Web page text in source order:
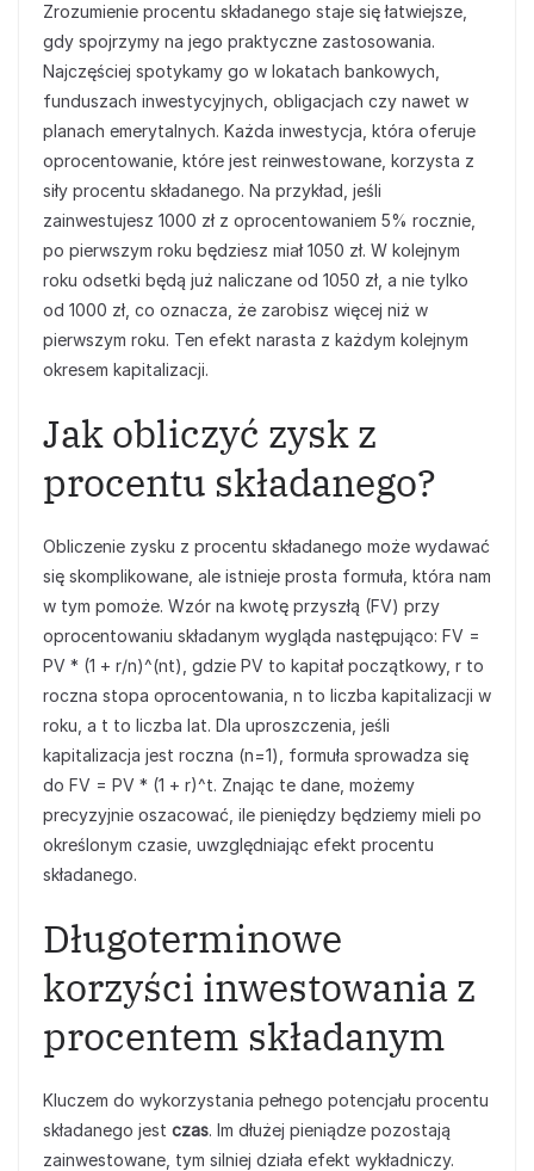
Zrozumienie procentu składanego staje się łatwiejsze,
gdy spojrzymy na jego praktyczne zastosowania.
Najczęściej spotykamy go w lokatach bankowych,
funduszach inwestycyjnych, obligacjach czy nawet w
planach emerytalnych. Każda inwestycja, która oferuje
oprocentowanie, które jest reinwestowane, korzysta z
siły procentu składanego. Na przykład, jeśli
zainwestujesz 1000 zł z oprocentowaniem 5% rocznie,
po pierwszym roku będziesz miał 1050 zł. W kolejnym
roku odsetki będą już naliczane od 1050 zł, a nie tylko
od 1000 zł, co oznacza, że zarobisz więcej niż w
pierwszym roku. Ten efekt narasta z każdym kolejnym
okresem kapitalizacji.
Jak obliczyć zysk z
procentu składanego?
Obliczenie zysku z procentu składanego może wydawać
się skomplikowane, ale istnieje prosta formuła, która nam
w tym pomoże. Wzór na kwotę przyszłą (FV) przy
oprocentowaniu składanym wygląda następująco: FV =
PV * (1 + r/n)^(nt), gdzie PV to kapitał początkowy, r to
roczna stopa oprocentowania, n to liczba kapitalizacji w
roku, a t to liczba lat. Dla uproszczenia, jeśli
kapitalizacja jest roczna (n=1), formuła sprowadza się
do FV = PV * (1 + r)^t. Znając te dane, możemy
precyzyjnie oszacować, ile pieniędzy będziemy mieli po
określonym czasie, uwzględniając efekt procentu
składanego.
Długoterminowe
korzyści inwestowania z
procentem składanym
Kluczem do wykorzystania pełnego potencjału procentu
składanego jest czas. Im dłużej pieniądze pozostają
zainwestowane, tym silniej działa efekt wykładniczy.